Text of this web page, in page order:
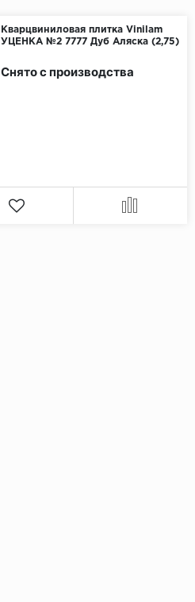
Кварцвиниловая плитка Vinilam
УЦЕНКА №2 7777 Дуб Аляска (2,75)
Снято с производства